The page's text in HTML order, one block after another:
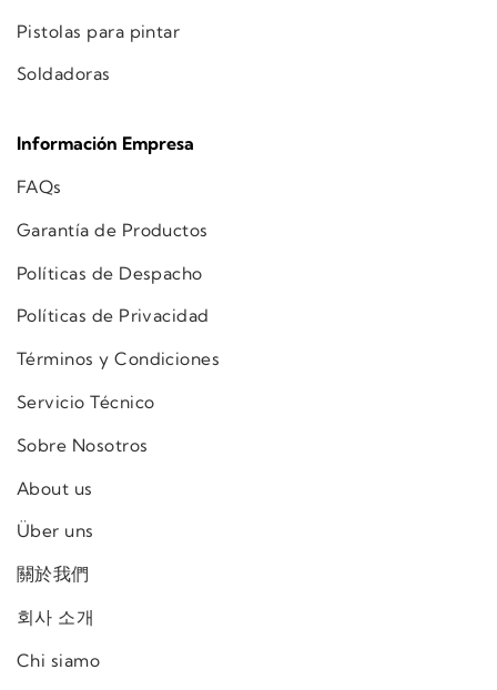
Pistolas para pintar
Soldadoras
Información Empresa
FAQs
Garantía de Productos
Políticas de Despacho
Políticas de Privacidad
Términos y Condiciones
Servicio Técnico
Sobre Nosotros
About us
Über uns
關於我們
회사 소개
Chi siamo